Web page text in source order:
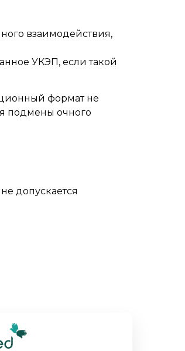
взаимодействия,
УКЭП, если такой
формат не
подмены очного
допускается